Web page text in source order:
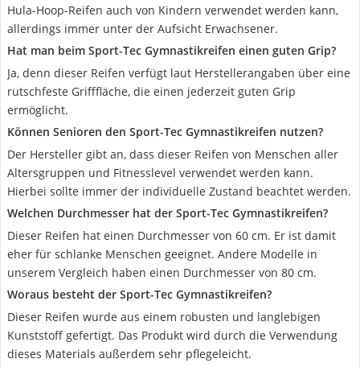
Hula-Hoop-Reifen auch von Kindern verwendet werden kann,
allerdings immer unter der Aufsicht Erwachsener.
Hat man beim Sport-Tec Gymnastikreifen einen guten Grip?
Ja, denn dieser Reifen verfügt laut Herstellerangaben über eine
rutschfeste Grifffläche, die einen jederzeit guten Grip
ermöglicht.
Können Senioren den Sport-Tec Gymnastikreifen nutzen?
Der Hersteller gibt an, dass dieser Reifen von Menschen aller
Altersgruppen und Fitnesslevel verwendet werden kann.
Hierbei sollte immer der individuelle Zustand beachtet werden.
Welchen Durchmesser hat der Sport-Tec Gymnastikreifen?
Dieser Reifen hat einen Durchmesser von 60 cm. Er ist damit
eher für schlanke Menschen geeignet. Andere Modelle in
unserem Vergleich haben einen Durchmesser von 80 cm.
Woraus besteht der Sport-Tec Gymnastikreifen?
Dieser Reifen wurde aus einem robusten und langlebigen
Kunststoff gefertigt. Das Produkt wird durch die Verwendung
dieses Materials außerdem sehr pflegeleicht.